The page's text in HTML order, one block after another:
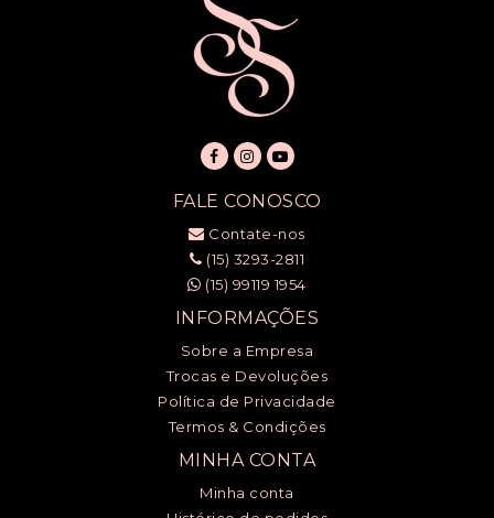
FALE CONOSCO
Contate-nos
(15) 3293-2811
(15) 99119 1954
INFORMAÇÕES
Sobre a Empresa
Trocas e Devoluções
Política de Privacidade
Termos & Condições
MINHA CONTA
Minha conta